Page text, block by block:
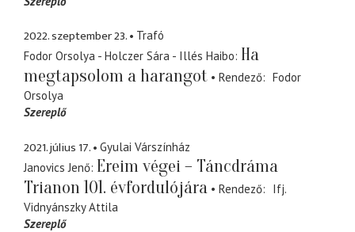
2022. szeptember 23.
Trafó
Fodor Orsolya - Holczer Sára - Illés Haibo Ha
megtapsolom a harangot
Rendező
Fodor
Orsolya
Szereplő
2021. július 17.
Gyulai Várszínház
Janovics Jenő Ereim végei – Táncdráma
Trianon 101. évfordulójára
Rendező
Ifj.
Vidnyánszky Attila
Szereplő